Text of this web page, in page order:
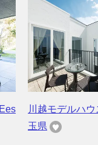
川越モデルハ
玉県